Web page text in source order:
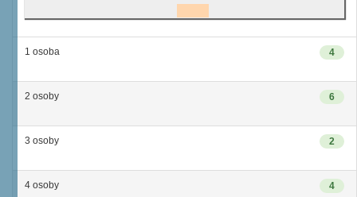
4
1 osoba
6
2 osoby
2
3 osoby
4
4 osoby